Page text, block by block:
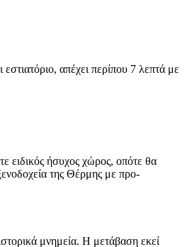
απέχει περίπου 7 λεπτά με
ειδικός ήσυχος χώρος, οπότε θα
της Θέρμης με προ-
μνημεία. Η μετάβαση εκεί